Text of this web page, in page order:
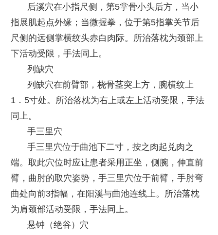
后溪穴在小指尺侧，第5掌骨小头后方，当小
指展肌起点外缘；当微握拳，位于第5指掌关节后
尺侧的远侧掌横纹头赤白肉际。所治落枕为颈部上
下活动受限，手法同上。
列缺穴
列缺穴在前臂部，桡骨茎突上方，腕横纹上
1．5寸处。所治落枕为右上或左上活动受限，手法
同上。
手三里穴
手三里穴位于曲池下二寸，按之肉起兑肉之
端。取此穴位时应让患者采用正坐，侧腕，伸直前
臂，曲肘的取穴姿势，手三里穴位于前臂，手肘弯
曲处向前3指幅，在阳溪与曲池连线上。所治落枕
为肩颈部活动受限，手法同上。
悬钟（绝谷）穴